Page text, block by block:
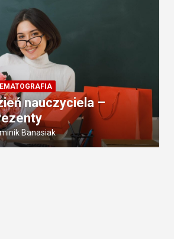
nauczyciela –
Banasiak